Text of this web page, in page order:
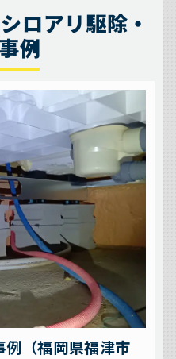
ロアリ駆除・
例
（福岡県福津市